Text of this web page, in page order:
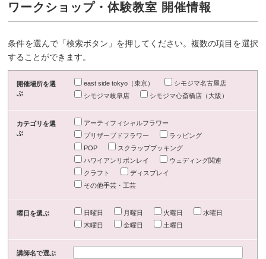
ワークショップ・体験教室 開催情報
条件を選んで「検索ボタン」を押してください。複数の項目を選択
することができます。
開催場所を選
ぶ
east side tokyo（東京）
シモジマ名古屋店
シモジマ岐阜店
シモジマ心斎橋店（大阪）
カテゴリを選
ぶ
アーティフィシャルフラワー
プリザーブドフラワー
ラッピング
POP
スクラップブッキング
ハワイアンリボンレイ
ウェディング関連
クラフト
ディスプレイ
その他手芸・工芸
曜日を選ぶ 日曜日 月曜日 火曜日
水曜日
木曜日
金曜日 土曜日
講師名で選ぶ